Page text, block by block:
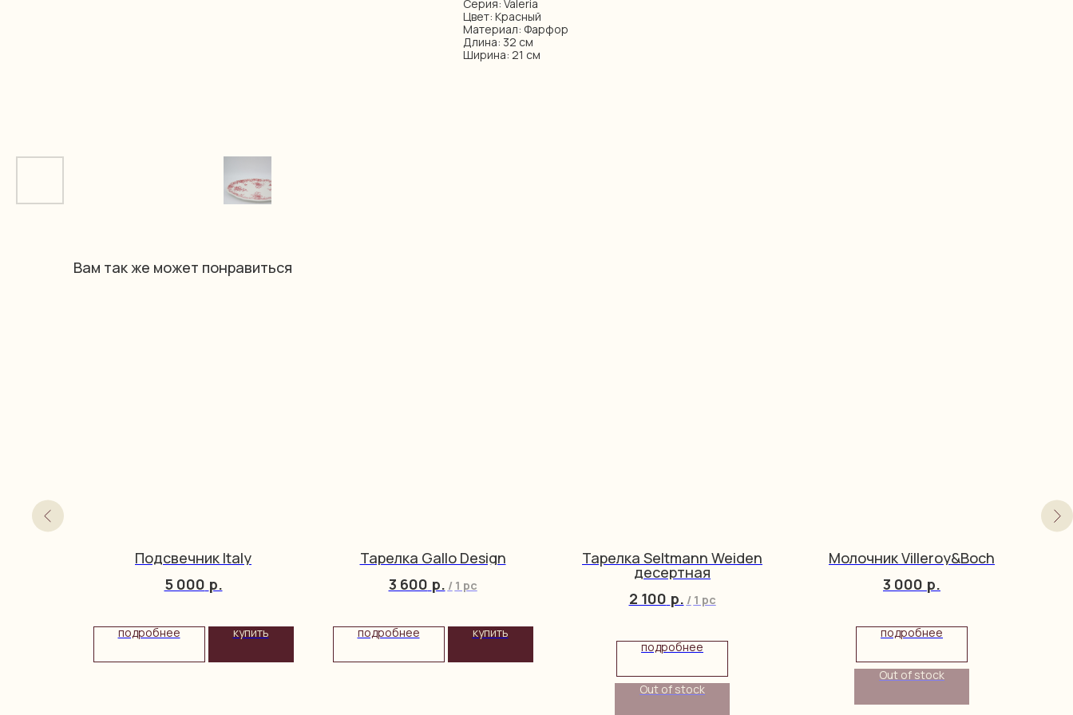
Серия: Valeria
Цвет: Красный
Материал: Фарфор
Длина: 32 см
Ширина: 21 см
Вам так же может понравиться
Подсвечник Italy
5 000 р.
подробнее купить
Тарелка Gallo Design
3 600 р. / 1 pc
подробнее купить
Тарелка Seltmann Weiden
десертная
2 100 р. / 1 pc
подробнее
Out of stock
Молочник Villeroy&Boch
3 000 р.
подробнее
Out of stock